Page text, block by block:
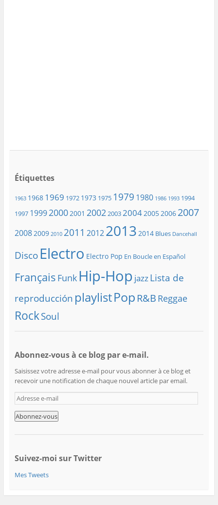
Étiquettes
1963 1968 1969 1972 1973 1975 1979 1980 1986 1993 1994
1997 19992000 2001 200220032004 2005 2006 2007
2008 2009 2010 2011 20122013 2014 Blues Dancehall
Disco Electro Electro Pop En Boucle en Español
Français Funk Hip-Hop jazzLista de
reproducción playlistPop R&B Reggae
RockSoul
Abonnez-vous à ce blog par e-mail.
Saisissez votre adresse e-mail pour vous abonner à ce blog et
recevoir une notification de chaque nouvel article par email.
A
d
r
s
e
-
a
Suivez-moi sur Twitter
Mes Tweets